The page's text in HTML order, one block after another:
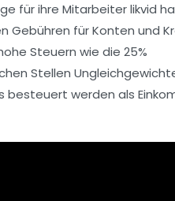
für ihre Mitarbeiter likvid
Gebühren für Konten und
Steuern wie die 25%
Stellen
besteuert werden als